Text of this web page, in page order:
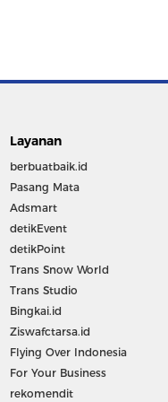
Layanan
berbuatbaik.id
Pasang Mata
Adsmart
detikEvent
detikPoint
Trans Snow World
Trans Studio
Bingkai.id
Ziswafctarsa.id
Flying Over Indonesia
For Your Business
rekomendit